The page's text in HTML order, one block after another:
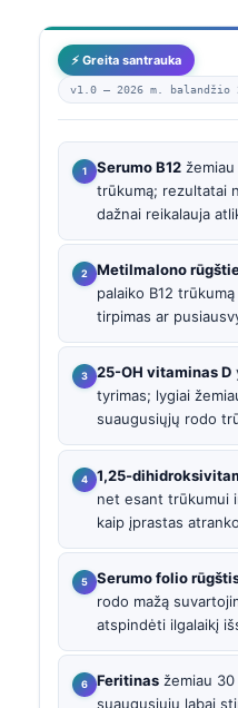
⚡ Greita santrauka
v1.0 — 2026 m. balandžio
Serumo B12
trūkumą; rezultatai
dažnai reikalauja
Metilmalono
palaiko B12
tirpimas ar
25-OH vitaminas D
tyrimas; lygiai
suaugusiųjų rodo
1,25-
net esant trūkumui
kaip įprastas
Serumo folio
rodo mažą
atspindėti ilgalaikį
Feritinas žemiau
suaugusiųjų labai